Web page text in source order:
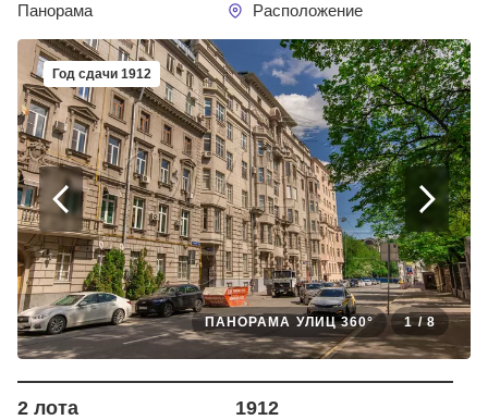
Панорама
Расположение
Год сдачи 1912
1/8
ПАНОРАМА УЛИЦ 360°
2 лота 1912